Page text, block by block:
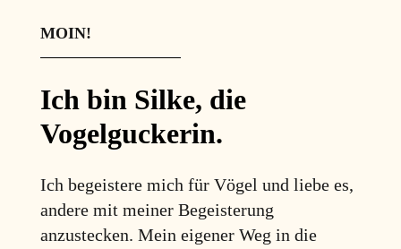
MOIN!
Ich bin Silke, die
Vogelguckerin.
Ich begeistere mich für Vögel und liebe es,
andere mit meiner Begeisterung
anzustecken. Mein eigener Weg in die